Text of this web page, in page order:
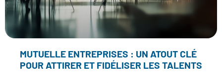
MUTUELLE ENTREPRISES : UN ATOUT CLÉ
POUR ATTIRER ET FIDÉLISER LES TALENTS